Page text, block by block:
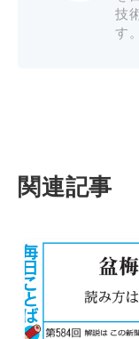
技
す。
関連記事